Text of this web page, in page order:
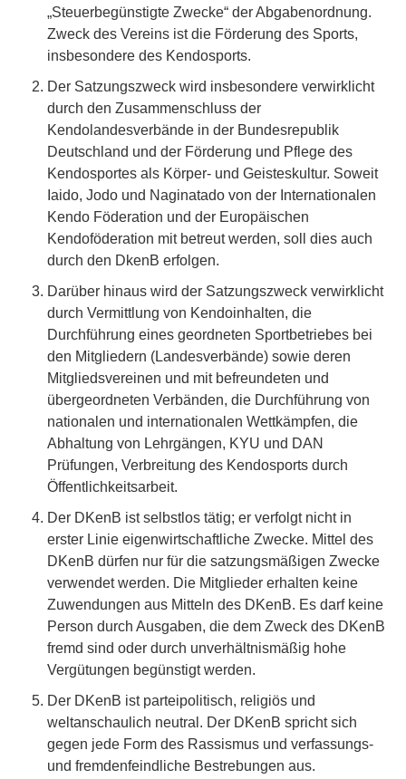
„Steuerbegünstigte Zwecke“ der Abgabenordnung.
Zweck des Vereins ist die Förderung des Sports,
insbesondere des Kendosports.
Der Satzungszweck wird insbesondere verwirklicht
durch den Zusammenschluss der
Kendolandesverbände in der Bundesrepublik
Deutschland und der Förderung und Pflege des
Kendosportes als Körper- und Geisteskultur. Soweit
Iaido, Jodo und Naginatado von der Internationalen
Kendo Föderation und der Europäischen
Kendoföderation mit betreut werden, soll dies auch
durch den DkenB erfolgen.
Darüber hinaus wird der Satzungszweck verwirklicht
durch Vermittlung von Kendoinhalten, die
Durchführung eines geordneten Sportbetriebes bei
den Mitgliedern (Landesverbände) sowie deren
Mitgliedsvereinen und mit befreundeten und
übergeordneten Verbänden, die Durchführung von
nationalen und internationalen Wettkämpfen, die
Abhaltung von Lehrgängen, KYU und DAN
Prüfungen, Verbreitung des Kendosports durch
Öffentlichkeitsarbeit.
Der DKenB ist selbstlos tätig; er verfolgt nicht in
erster Linie eigenwirtschaftliche Zwecke. Mittel des
DKenB dürfen nur für die satzungsmäßigen Zwecke
verwendet werden. Die Mitglieder erhalten keine
Zuwendungen aus Mitteln des DKenB. Es darf keine
Person durch Ausgaben, die dem Zweck des DKenB
fremd sind oder durch unverhältnismäßig hohe
Vergütungen begünstigt werden.
Der DKenB ist parteipolitisch, religiös und
weltanschaulich neutral. Der DKenB spricht sich
gegen jede Form des Rassismus und verfassungs-
und fremdenfeindliche Bestrebungen aus.